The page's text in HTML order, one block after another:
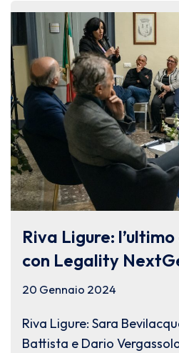
Riva Ligure:
con Legality
20 Gennaio 2024
Riva Ligure: Sara
Battista e Dario